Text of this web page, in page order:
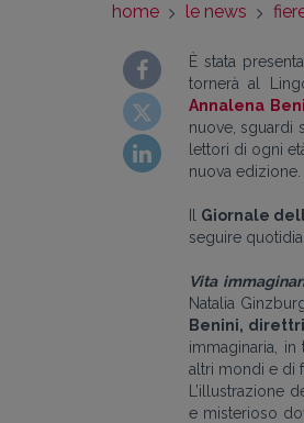
home le news
È stata
tornerà al
Annalena
nuove, sguardi
lettori di ogni
nuova edizione.
Giornale
seguire
Vita
Natalia
Benini,
immaginaria,
altri mondi e di
L’illustrazione
e misterioso